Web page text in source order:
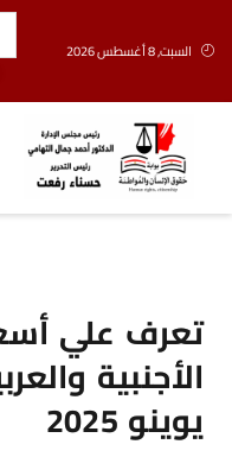
السبت, 8 أغسطس 2026
تعرف علي
يوينو 2025